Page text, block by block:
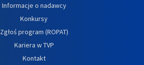
Informacje o nadawcy
Konkursy
Zgłoś program (ROPAT)
Kariera w TVP
Kontakt